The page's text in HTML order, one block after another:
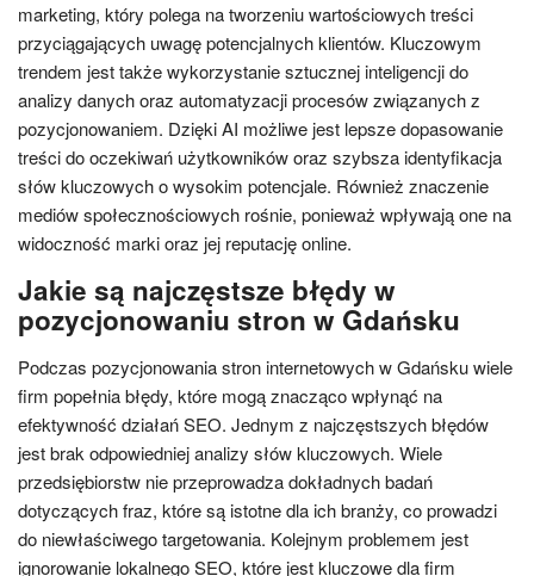
marketing, który polega na tworzeniu wartościowych treści
przyciągających uwagę potencjalnych klientów. Kluczowym
trendem jest także wykorzystanie sztucznej inteligencji do
analizy danych oraz automatyzacji procesów związanych z
pozycjonowaniem. Dzięki AI możliwe jest lepsze dopasowanie
treści do oczekiwań użytkowników oraz szybsza identyfikacja
słów kluczowych o wysokim potencjale. Również znaczenie
mediów społecznościowych rośnie, ponieważ wpływają one na
widoczność marki oraz jej reputację online.
Jakie są najczęstsze błędy w
pozycjonowaniu stron w Gdańsku
Podczas pozycjonowania stron internetowych w Gdańsku wiele
firm popełnia błędy, które mogą znacząco wpłynąć na
efektywność działań SEO. Jednym z najczęstszych błędów
jest brak odpowiedniej analizy słów kluczowych. Wiele
przedsiębiorstw nie przeprowadza dokładnych badań
dotyczących fraz, które są istotne dla ich branży, co prowadzi
do niewłaściwego targetowania. Kolejnym problemem jest
ignorowanie lokalnego SEO, które jest kluczowe dla firm